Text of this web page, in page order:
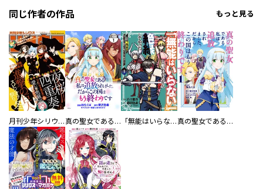
同じ作者の作品 もっと見る
月刊少年シリウス 真の聖女である私は追放されました。だからこの国はもう終わりです 分冊版 「無能はいらない」と言われたから絶縁してやった～最強の四天王に育てられた俺は、冒険者となり無双する～ 真の聖女である私は追放されました。だからこの国はもう終わりです